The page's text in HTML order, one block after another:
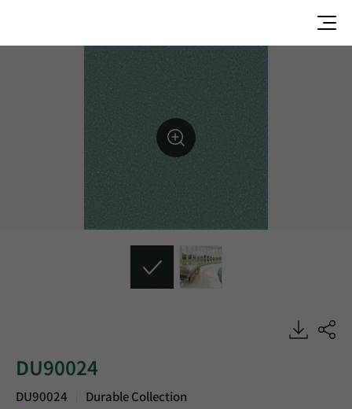
DU90024, Durable, Heterogeneous Sheet, HFLOR
DU90024
DU90024 Durable Collection